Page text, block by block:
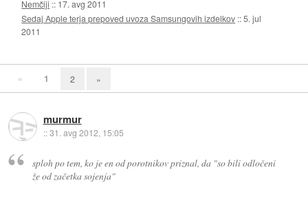
Nemčiji :: 17. avg 2011
Sedaj Apple terja prepoved uvoza Samsungovih izdelkov ::5. jul
2011
« 1 2 »
murmur
::31. avg 2012, 15:05
sploh po tem, ko je en od porotnikov priznal, da "so bili odločeni
že od začetka sojenja"